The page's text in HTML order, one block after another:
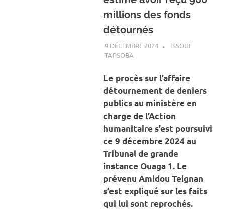
millions des fonds
détournés
9 DÉCEMBRE 2024
ISSOUF
TAPSOBA
Le procès sur l’affaire
détournement de deniers
publics au ministère en
charge de l’Action
humanitaire s’est poursuivi
ce 9 décembre 2024 au
Tribunal de grande
instance Ouaga 1. Le
prévenu Amidou Teignan
s’est expliqué sur les faits
qui lui sont reprochés.